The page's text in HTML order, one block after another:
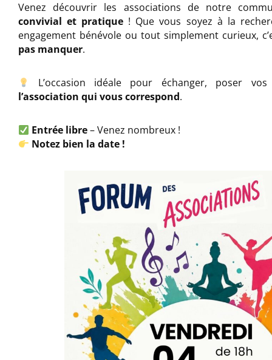
Venez découvrir les associations de notre
convivial et pratique ! Que vous soyez à la
engagement bénévole ou tout simplement curieux,
pas manquer.
L’occasion idéale pour échanger, poser
l’association qui vous correspond.
Entrée libre– Venez nombreux !
Notez bien la date !